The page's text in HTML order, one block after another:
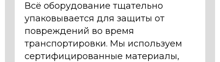
Всё оборудование тщательно
упаковывается для защиты от
повреждений во время
транспортировки. Мы используем
сертифицированные материалы,